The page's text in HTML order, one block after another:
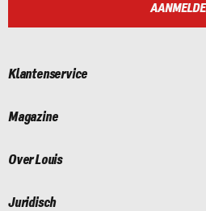
Klantenservice
Magazine
Over Louis
Juridisch